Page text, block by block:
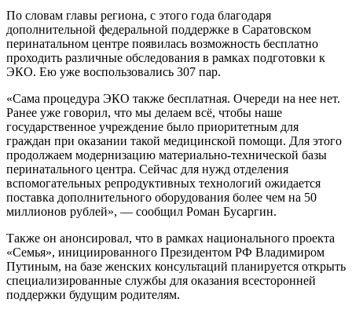
По словам главы региона, с этого года благодаря
дополнительной федеральной поддержке в Саратовском
перинатальном центре появилась возможность бесплатно
проходить различные обследования в рамках подготовки к
ЭКО. Ею уже воспользовались 307 пар.
«Сама процедура ЭКО также бесплатная. Очереди на нее нет.
Ранее уже говорил, что мы делаем всё, чтобы наше
государственное учреждение было приоритетным для
граждан при оказании такой медицинской помощи. Для этого
продолжаем модернизацию материально-технической базы
перинатального центра. Сейчас для нужд отделения
вспомогательных репродуктивных технологий ожидается
поставка дополнительного оборудования более чем на 50
миллионов рублей», — сообщил Роман Бусаргин.
Также он анонсировал, что в рамках национального проекта
«Семья», инициированного Президентом РФ Владимиром
Путиным, на базе женских консультаций планируется открыть
специализированные службы для оказания всесторонней
поддержки будущим родителям.